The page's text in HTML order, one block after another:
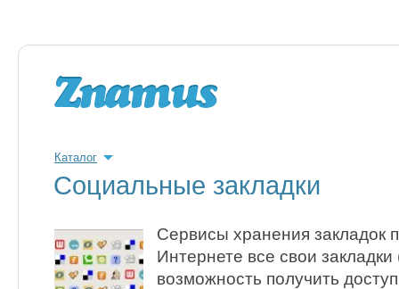
Каталог
Социальные закладки
Сервисы хранения закладок
Интернете все свои
возможность получить